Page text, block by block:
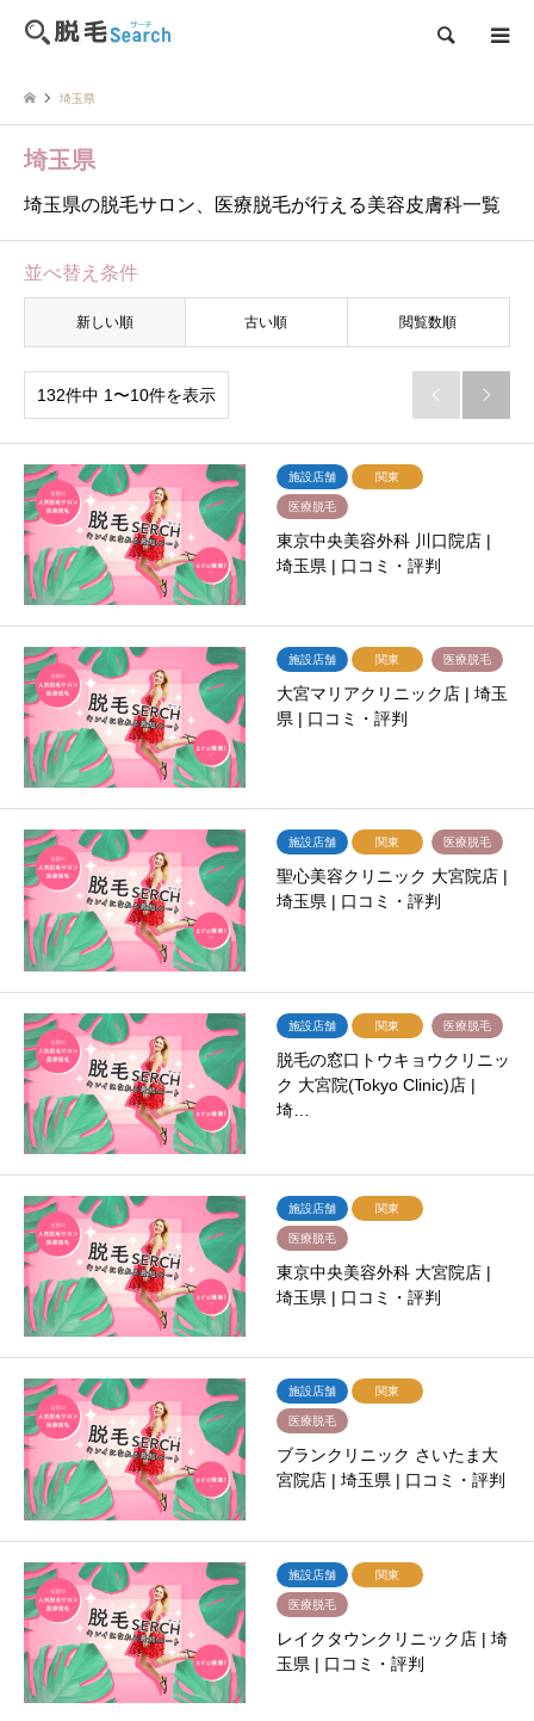
検索
埼玉県
埼玉県
埼玉県の脱毛サロン、医療脱毛が行える美容皮膚科一覧
並べ替え条件
新しい順 古い順 閲覧数順
132件中 1〜10件を表示  
施設店舗 関東
医療脱毛
東京中央美容外科 川口院店 |
埼玉県 | 口コミ・評判
施設店舗 関東 医療脱毛
大宮マリアクリニック店 | 埼玉
県 | 口コミ・評判
施設店舗 関東 医療脱毛
聖心美容クリニック 大宮院店 |
埼玉県 | 口コミ・評判
施設店舗 関東 医療脱毛
脱毛の窓口トウキョウクリニッ
ク 大宮院(Tokyo Clinic)店 |
埼…
施設店舗 関東
医療脱毛
東京中央美容外科 大宮院店 |
埼玉県 | 口コミ・評判
施設店舗 関東
医療脱毛
ブランクリニック さいたま大
宮院店 | 埼玉県 | 口コミ・評判
施設店舗 関東
医療脱毛
レイクタウンクリニック店 | 埼
玉県 | 口コミ・評判